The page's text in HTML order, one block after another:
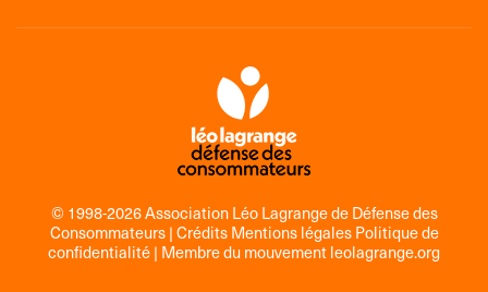
© 1998-2026 Association Léo Lagrange de Défense des
Consommateurs |Crédits Mentions légales Politique de
confidentialité| Membre du mouvementleolagrange.org